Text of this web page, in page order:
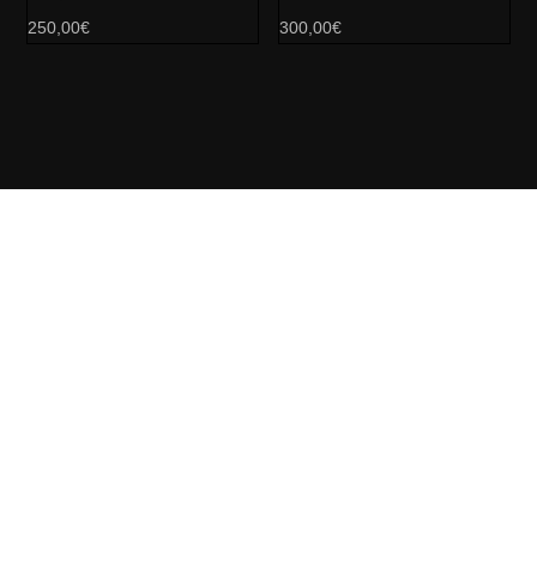
250,00€ 300,00€